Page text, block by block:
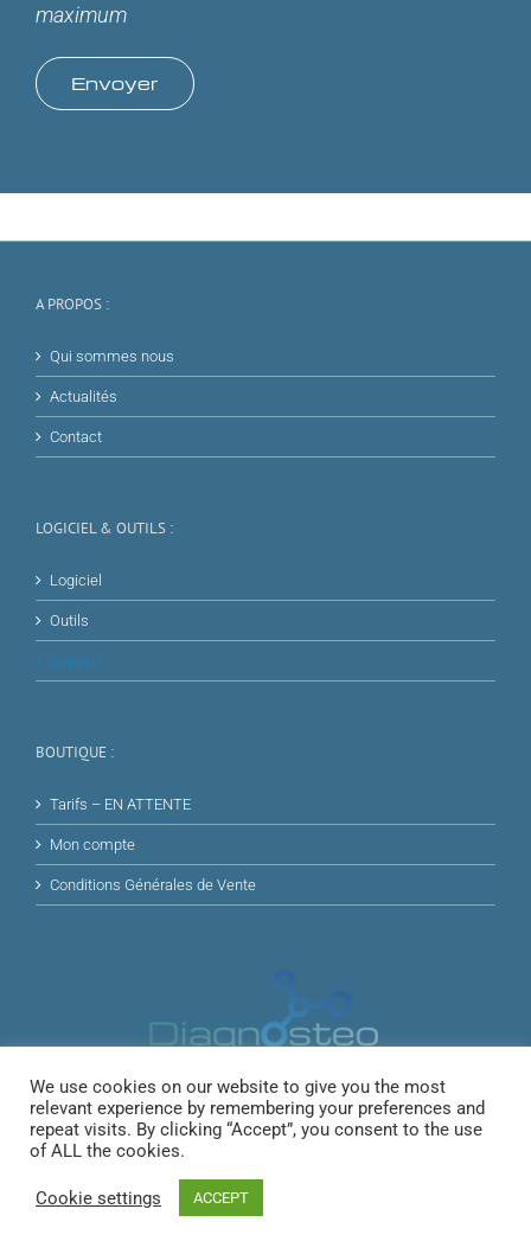
maximum
A PROPOS :
Qui sommes nous
Actualités
Contact
LOGICIEL & OUTILS :
Logiciel
Outils
Support
BOUTIQUE :
Tarifs – EN ATTENTE
Mon compte
Conditions Générales de Vente
© Copyright2026 | Mentions légales
Osteopathie-64 | 3100 RD 810, 64122 Urrugne | 06 83 82 07 20
We use cookies on our website to give you the most
relevant experience by remembering your preferences and
repeat visits. By clicking “Accept”, you consent to the use
of ALL the cookies.
Cookie settings ACCEPT